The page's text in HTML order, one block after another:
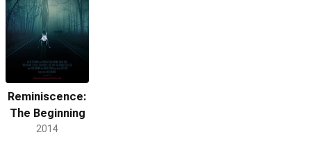
Reminiscence:
The Beginning
2014